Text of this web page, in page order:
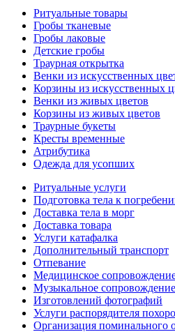
Ритуальные товары
Гробы тканевые
Гробы лаковые
Детские гробы
Траурная открытка
Венки из искусственных
Корзины из искусственных
Венки из живых цветов
Корзины из живых цветов
Траурные букеты
Кресты временные
Атрибутика
Одежда для усопших
Ритуальные услуги
Подготовка тела к
Доставка тела в морг
Доставка товара
Услуги катафалка
Дополнительный транспорт
Отпевание
Медицинское
Музыкальное сопровождение
Изготовлений фотографий
Услуги распорядителя
Организация поминального